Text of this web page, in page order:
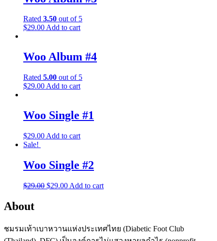
Rated 3.50 out of 5
$29.00Add to cart
Woo Album #4
Rated 5.00 out of 5
$29.00 Add to cart
Woo Single #1
$29.00 Add to cart
Sale!
Woo Single #2
$29.00 $29.00 Add to cart
About
ชมรมเท้าเบาหวานแห่งประเทศไทย (Diabetic Foot Club